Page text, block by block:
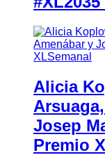
Alicia
Josep
Premio